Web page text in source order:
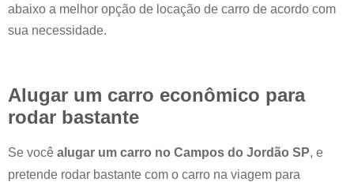
abaixo a melhor opção de locação de carro de acordo com
sua necessidade.
Alugar um carro econômico para
rodar bastante
Se você alugar um carro no Campos do Jordão SP, e
pretende rodar bastante com o carro na viagem para